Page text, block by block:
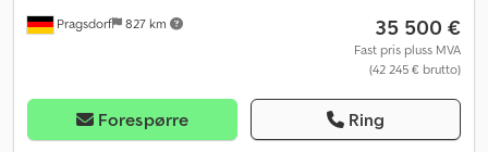
Pragsdorf 827 km 35 500 €
Fast pris pluss MVA
(42 245 € brutto)
Forespørre Ring